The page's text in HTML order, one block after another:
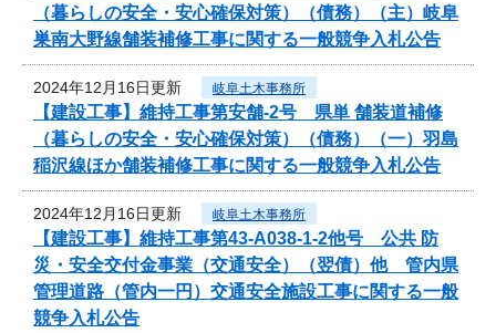
（暮らしの安全・安心確保対策）（債務）（主）岐阜
巣南大野線舗装補修工事に関する一般競争入札公告
2024年12月16日更新 岐阜土木事務所
【建設工事】維持工事第安舗-2号 県単 舗装道補修
（暮らしの安全・安心確保対策）（債務）（一）羽島
稲沢線ほか舗装補修工事に関する一般競争入札公告
2024年12月16日更新 岐阜土木事務所
【建設工事】維持工事第43-A038-1-2他号 公共 防
災・安全交付金事業（交通安全）（翌債）他 管内県
管理道路（管内一円）交通安全施設工事に関する一般
競争入札公告